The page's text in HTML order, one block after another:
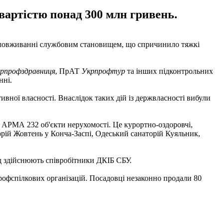
понад 300 млн гривень.
службовим становищем, що спричинило тяжкі
, ПрАТ Укрпрофтур та інших підконтрольних
власності. Внаслідок таких дій із держвласності вибули
232 об'єкти нерухомості. Це курортно-оздоровчі,
Жовтень у Конча-Заспі, Одеський санаторій Куяльник,
здійснюють співробітники ДКІБ СБУ.
організацій. Посадовці незаконно продали 80